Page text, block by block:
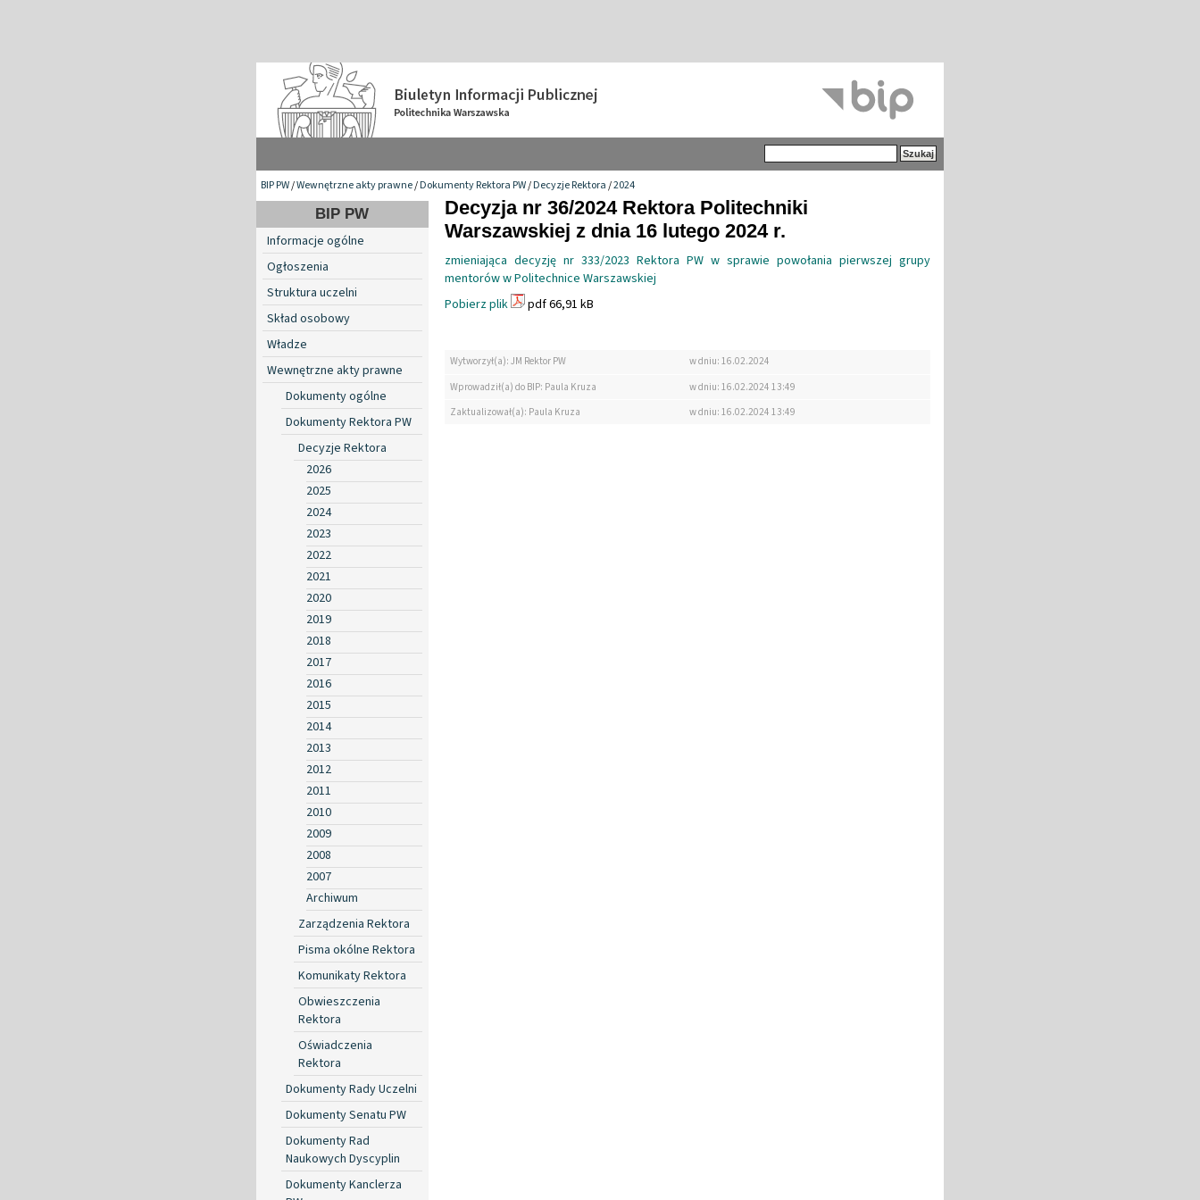
BIP PW/Wewnętrzne akty prawne/Dokumenty Rektora PW/Decyzje Rektora/2024
BIP PW
Informacje ogólne
Ogłoszenia
Struktura uczelni
Skład osobowy
Władze
Wewnętrzne akty prawne
Dokumenty ogólne
Dokumenty Rektora PW
Decyzje Rektora
2026
2025
2024
2023
2022
2021
2020
2019
2018
2017
2016
2015
2014
2013
2012
2011
2010
2009
2008
2007
Archiwum
Zarządzenia Rektora
Pisma okólne Rektora
Komunikaty Rektora
Obwieszczenia
Rektora
Oświadczenia
Rektora
Dokumenty Rady Uczelni
Dokumenty Senatu PW
Dokumenty Rad
Naukowych Dyscyplin
Dokumenty Kanclerza
Decyzja nr 36/2024 Rektora Politechniki
Warszawskiej z dnia 16 lutego 2024 r.
zmieniająca decyzję nr 333/2023 Rektora PW w sprawie powołania pierwszej grupy
mentorów w Politechnice Warszawskiej
Pobierz plik
pdf 66,91 kB
Wytworzył(a): JM Rektor PW
w dniu: 16.02.2024
Wprowadził(a) do BIP: Paula Kruza
w dniu: 16.02.2024 13:49
Zaktualizował(a): Paula Kruza
w dniu: 16.02.2024 13:49